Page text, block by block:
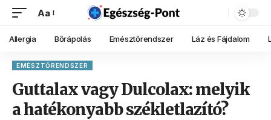
Aa
Allergia Bőrápolás Emésztőrendszer Láz és Fájdalom
EMÉSZTŐRENDSZER
Guttalax vagy Dulcolax: melyik
a hatékonyabb székletlazító?